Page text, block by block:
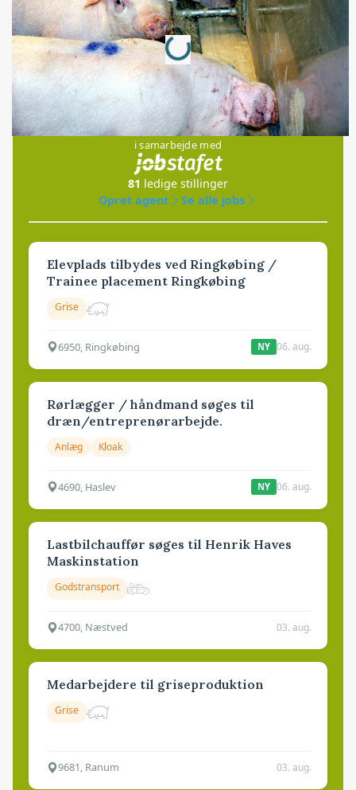
Annonce
Loading...
Jobs
i samarbejde med
81 ledige stillinger
Opret agent
Se alle jobs
Elevplads tilbydes ved Ringkøbing /
Trainee placement Ringkøbing
Grise
6950, Ringkøbing NY 06. aug.
Rørlægger / håndmand søges til
dræn/entreprenørarbejde.
Anlæg Kloak
4690, Haslev NY 06. aug.
Lastbilchauffør søges til Henrik Haves
Maskinstation
Godstransport
4700, Næstved 03. aug.
Medarbejdere til griseproduktion
Grise
9681, Ranum 03. aug.